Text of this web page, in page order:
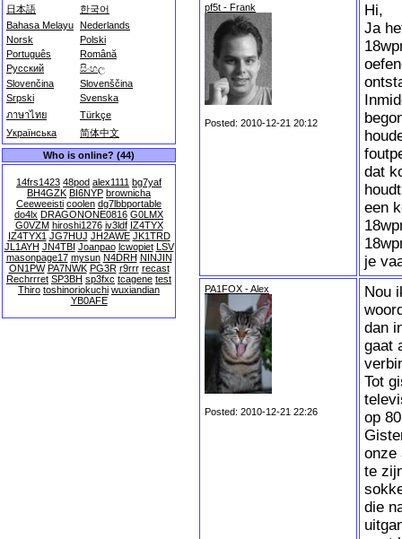
日本語
한국어
Bahasa Melayu Nederlands
Norsk
Polski
Português
Română
Русский
සිංහල
Slovenčina
Slovenščina
Srpski
Svenska
ภาษาไทย
Türkçe
Українська
简体中文
Who is online? (44)
14frs1423 48pod alex1111 bg7yaf
BH4GZK BI6NYP brownicha
Ceeweeisti coolen dg7lbbportable
do4lx DRAGONONE0816 G0LMX
G0VZM hiroshi1276 iv3ldf IZ4TYX
IZ4TYX1 JG7HUJ JH2AWE JK1TRD
JL1AYH JN4TBI Joanpao lcwopiet LSV
masonpage17 mysun N4DRH NINJIN
ON1PW PA7NWK PG3R r9rrr recast
Rechrrret SP3BH sp3fxc tcagene test
Thiro toshinoriokuchi wuxiandian
YB0AFE
pf5t - Frank
Posted: 2010-12-21 20:12
Hi,
Ja
dat
een
je
PA1FOX - Alex
Posted: 2010-12-21 22:26
Nou
dan
gaat
Tot
op
onze
te
die